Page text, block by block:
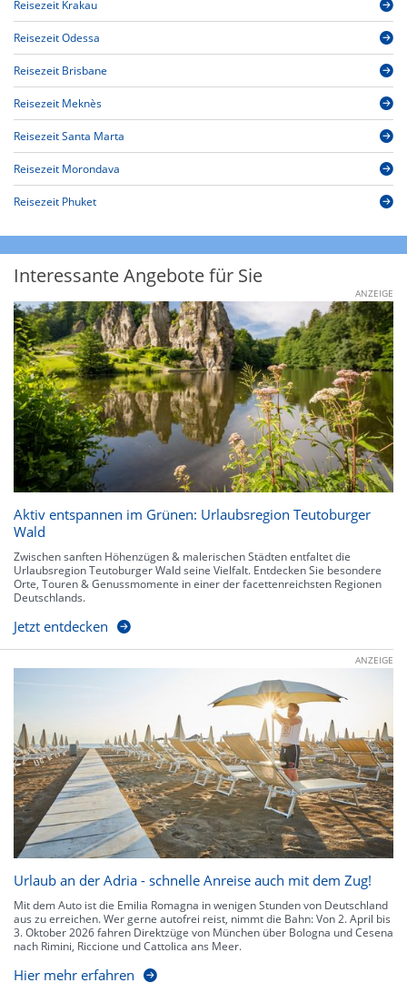
Reisezeit Krakau
Reisezeit Odessa
Reisezeit Brisbane
Reisezeit Meknès
Reisezeit Santa Marta
Reisezeit Morondava
Reisezeit Phuket
Interessante Angebote für Sie
ANZEIGE
Aktiv entspannen im Grünen: Urlaubsregion Teutoburger
Wald
Zwischen sanften Höhenzügen & malerischen Städten entfaltet die
Urlaubsregion Teutoburger Wald seine Vielfalt. Entdecken Sie besondere
Orte, Touren & Genussmomente in einer der facettenreichsten Regionen
Deutschlands.
Jetzt entdecken
ANZEIGE
Urlaub an der Adria - schnelle Anreise auch mit dem Zug!
Mit dem Auto ist die Emilia Romagna in wenigen Stunden von Deutschland
aus zu erreichen. Wer gerne autofrei reist, nimmt die Bahn: Von 2. April bis
3. Oktober 2026 fahren Direktzüge von München über Bologna und Cesena
nach Rimini, Riccione und Cattolica ans Meer.
Hier mehr erfahren